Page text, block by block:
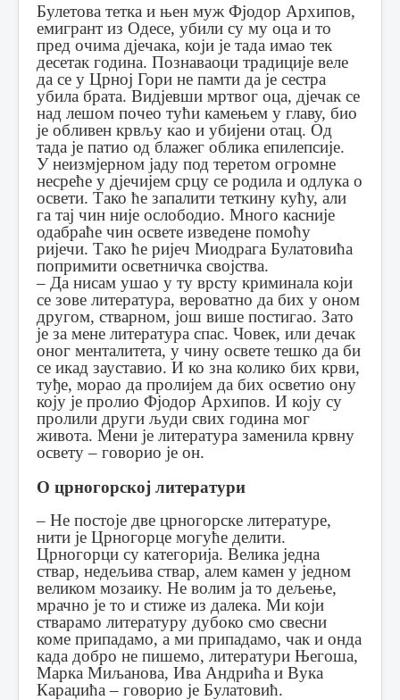
Булетова тетка и њен муж Фјодор Архипов,
емигрант из Одесе, убили су му оца и то
пред очима дјечака, који је тада имао тек
десетак година. Познаваоци традиције веле
да се у Црној Гори не памти да је сестра
убила брата. Видјевши мртвог оца, дјечак се
над лешом почео тући камењем у главу, био
је обливен крвљу као и убијени отац. Од
тада је патио од блажег облика епилепсије.
У неизмјерном јаду под теретом огромне
несреће у дјечијем срцу се родила и одлука о
освети. Тако ће запалити теткину кућу, али
га тај чин није ослободио. Много касније
одабраће чин освете изведене помоћу
ријечи. Тако ће ријеч Миодрага Булатовића
попримити осветничка својства.
– Да нисам ушао у ту врсту криминала који
се зове литература, вероватно да бих у оном
другом, стварном, још више постигао. Зато
је за мене литература спас. Човек, или дечак
оног менталитета, у чину освете тешко да би
се икад зауставио. И ко зна колико бих крви,
туђе, морао да пролијем да бих осветио ону
коју је пролио Фјодор Архипов. И коју су
пролили други људи свих година мог
живота. Мени је литература заменила крвну
освету – говорио је он.
О црногорској литератури
– Не постоје две црногорске литературе,
нити је Црногорце могуће делити.
Црногорци су категорија. Велика једна
ствар, недељива ствар, алем камен у једном
великом мозаику. Не волим ја то дељење,
мрачно је то и стиже из далека. Ми који
стварамо литературу дубоко смо свесни
коме припадамо, а ми припадамо, чак и онда
када добро не пишемо, литератури Његоша,
Марка Миљанова, Ива Андрића и Вука
Караџића – говорио је Булатовић.